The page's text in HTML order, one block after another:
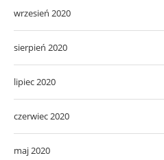
wrzesień 2020
sierpień 2020
lipiec 2020
czerwiec 2020
maj 2020